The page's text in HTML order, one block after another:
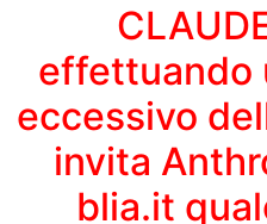
effettuando
eccessivo
invita
blia.it